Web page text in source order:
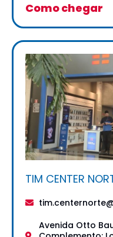
Como chegar
TIM CENTER
Avenida Otto